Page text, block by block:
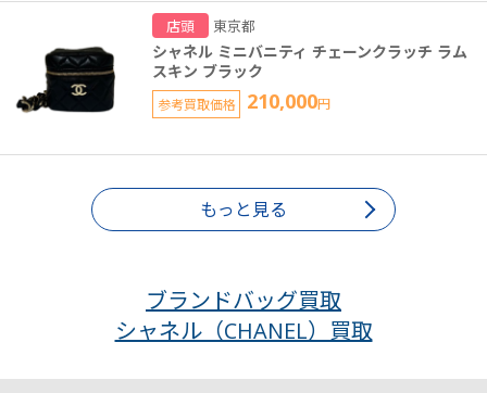
店頭 東京都
シャネル ミニバニティ チェーンクラッチ ラム
スキン ブラック
参考買取価格 210,000円
もっと見る
ブランドバッグ買取
シャネル（CHANEL）買取